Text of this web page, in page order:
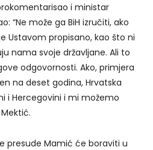
i ministar
“Ne može ga BiH izručiti, ako
Ustavom propisano, kao što ni
nama svoje državljane. Ali to
odgovornosti. Ako, primjera
na deset godina, Hrvatska
i Hercegovini i mi možemo
presude Mamić će boraviti u